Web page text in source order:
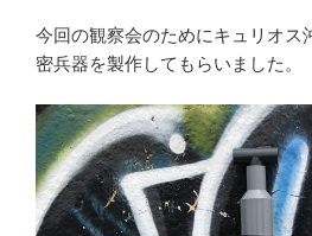
今回の観察会のためにキュリオス
密兵器を製作してもらいました。